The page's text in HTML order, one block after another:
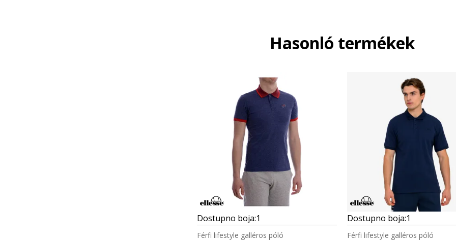
Hasonló termékek
Dostupno boja:1
Férfi lifestyle galléros póló
Dostupno boja:1
Férfi lifestyle galléros póló